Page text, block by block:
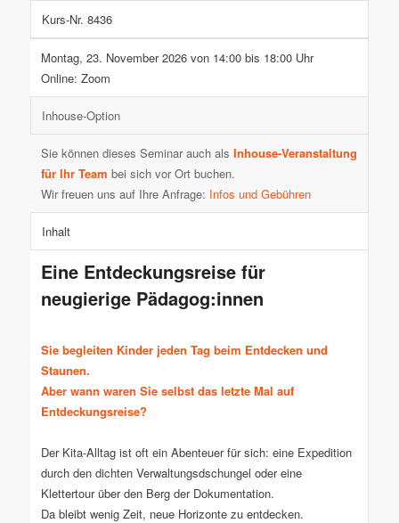
Kurs-Nr. 8436
Montag, 23. November 2026 von 14:00 bis 18:00 Uhr
Online: Zoom
Inhouse-Option
Sie können dieses Seminar auch als Inhouse-Veranstaltung
für Ihr Team bei sich vor Ort buchen.
Wir freuen uns auf Ihre Anfrage: Infos und Gebühren
Inhalt
Eine Entdeckungsreise für
neugierige Pädagog:innen
Sie begleiten Kinder jeden Tag beim Entdecken und
Staunen.
Aber wann waren Sie selbst das letzte Mal auf
Entdeckungsreise?
Der Kita-Alltag ist oft ein Abenteuer für sich: eine Expedition
durch den dichten Verwaltungsdschungel oder eine
Klettertour über den Berg der Dokumentation.
Da bleibt wenig Zeit, neue Horizonte zu entdecken.